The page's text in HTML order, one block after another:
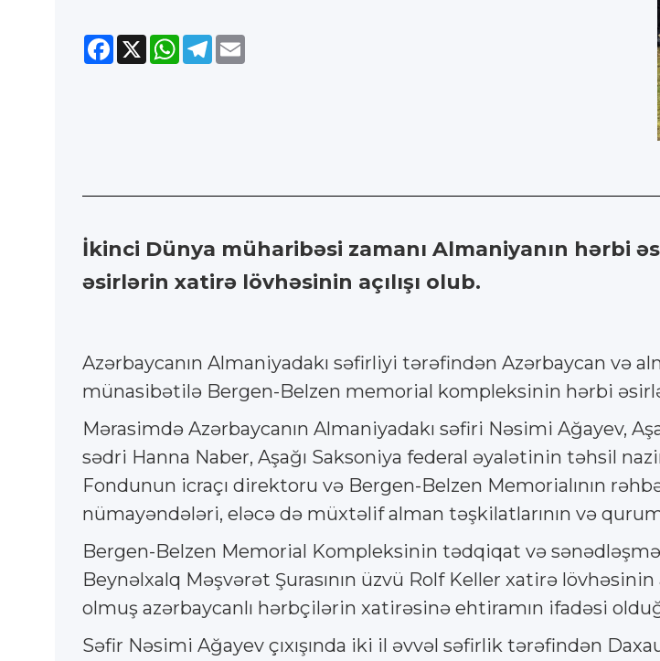
Facebook
X WhatsApp
Telegram
İkinci Dünya müharibəsi zamanı Almaniyanın hərbi
əsirlərin xatirə lövhəsinin açılışı olub.
Azərbaycanın Almaniyadakı səfirliyi tərəfindən Azərbaycan və
münasibətilə Bergen-Belzen memorial kompleksinin hərbi
Mərasimdə Azərbaycanın Almaniyadakı səfiri Nəsimi Ağayev,
sədri Hanna Naber, Aşağı Saksoniya federal əyalətinin təhsil
Fondunun icraçı direktoru və Bergen-Belzen Memorialının
nümayəndələri, eləcə də müxtəlif alman təşkilatlarının və
Bergen-Belzen Memorial Kompleksinin tədqiqat və
Beynəlxalq Məşvərət Şurasının üzvü Rolf Keller xatirə
olmuş azərbaycanlı hərbçilərin xatirəsinə ehtiramın ifadəsi
Səfir Nəsimi Ağayev çıxışında iki il əvvəl səfirlik tərəfindən